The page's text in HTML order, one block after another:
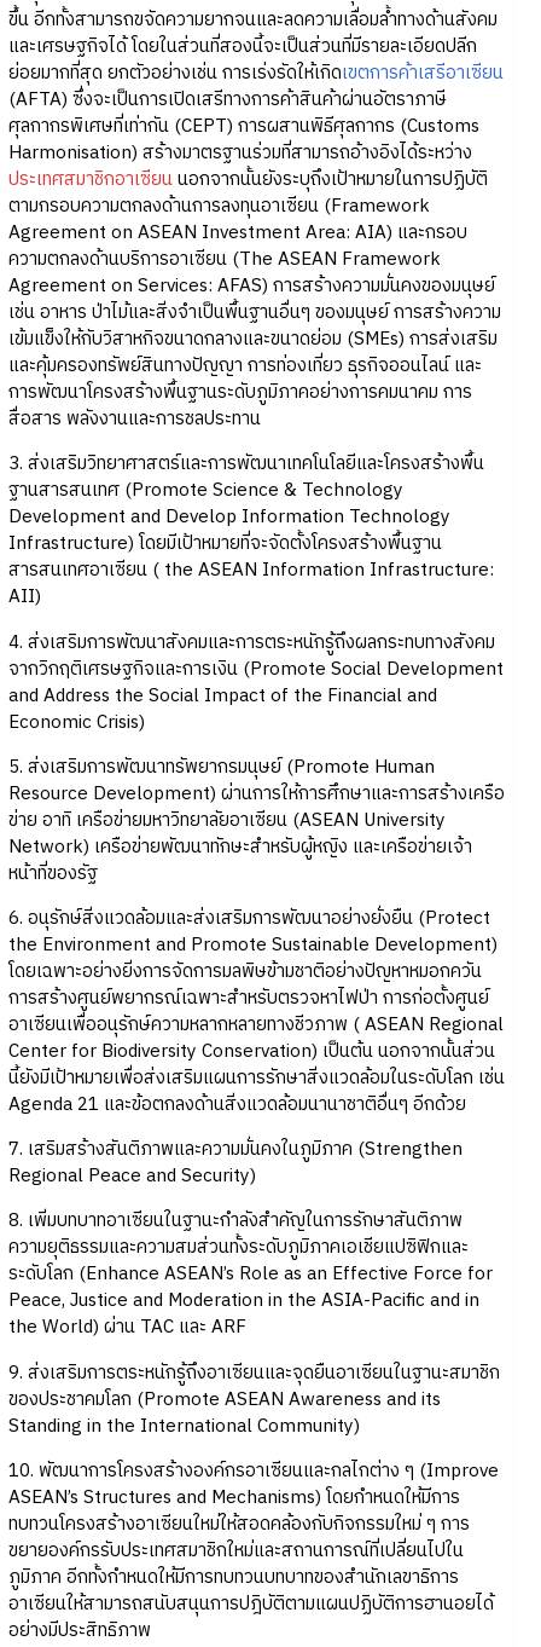
ขึ้น อีกทั้งสามารถขจัดความยากจนและลดความเลื่อมล้ำทางด้านสังคม
และเศรษฐกิจได้ โดยในส่วนที่สองนี้จะเป็นส่วนที่มีรายละเอียดปลีก
ย่อยมากที่สุด ยกตัวอย่างเช่น การเร่งรัดให้เกิดเขตการค้าเสรีอาเซียน
(AFTA) ซึ่งจะเป็นการเปิดเสรีทางการค้าสินค้าผ่านอัตราภาษี
ศุลกากรพิเศษที่เท่ากัน (CEPT) การผสานพิธีศุลกากร (Customs
Harmonisation) สร้างมาตรฐานร่วมที่สามารถอ้างอิงได้ระหว่าง
ประเทศสมาชิกอาเซียนนอกจากนั้นยังระบุถึงเป้าหมายในการปฏิบัติ
ตามกรอบความตกลงด้านการลงทุนอาเซียน (Framework
Agreement on ASEAN Investment Area: AIA) และกรอบ
ความตกลงด้านบริการอาเซียน (The ASEAN Framework
Agreement on Services: AFAS) การสร้างความมั่นคงของมนุษย์
เช่น อาหาร ป่าไม้และสิ่งจำเป็นพื้นฐานอื่นๆ ของมนุษย์ การสร้างความ
เข้มแข็งให้กับวิสาหกิจขนาดกลางและขนาดย่อม (SMEs) การส่งเสริม
และคุ้มครองทรัพย์สินทางปัญญา การท่องเที่ยว ธุรกิจออนไลน์ และ
การพัฒนาโครงสร้างพื้นฐานระดับภูมิภาคอย่างการคมนาคม การ
สื่อสาร พลังงานและการชลประทาน
3. ส่งเสริมวิทยาศาสตร์และการพัฒนาเทคโนโลยีและโครงสร้างพื้น
ฐานสารสนเทศ (Promote Science & Technology
Development and Develop Information Technology
Infrastructure) โดยมีเป้าหมายที่จะจัดตั้งโครงสร้างพื้นฐาน
สารสนเทศอาเซียน ( the ASEAN Information Infrastructure:
AII)
4. ส่งเสริมการพัฒนาสังคมและการตระหนักรู้ถึงผลกระทบทางสังคม
จากวิกฤติเศรษฐกิจและการเงิน (Promote Social Development
and Address the Social Impact of the Financial and
Economic Crisis)
5. ส่งเสริมการพัฒนาทรัพยากรมนุษย์ (Promote Human
Resource Development) ผ่านการให้การศึกษาและการสร้างเครือ
ข่าย อาทิ เครือข่ายมหาวิทยาลัยอาเซียน (ASEAN University
Network) เครือข่ายพัฒนาทักษะสำหรับผู้หญิง และเครือข่ายเจ้า
หน้าที่ของรัฐ
6. อนุรักษ์สิ่งแวดล้อมและส่งเสริมการพัฒนาอย่างยั่งยืน (Protect
the Environment and Promote Sustainable Development)
โดยเฉพาะอย่างยิ่งการจัดการมลพิษข้ามชาติอย่างปัญหาหมอกควัน
การสร้างศูนย์พยากรณ์เฉพาะสำหรับตรวจหาไฟป่า การก่อตั้งศูนย์
อาเซียนเพื่ออนุรักษ์ความหลากหลายทางชีวภาพ ( ASEAN Regional
Center for Biodiversity Conservation) เป็นต้น นอกจากนั้นส่วน
นี้ยังมีเป้าหมายเพื่อส่งเสริมแผนการรักษาสิ่งแวดล้อมในระดับโลก เช่น
Agenda 21 และข้อตกลงด้านสิ่งแวดล้อมนานาชาติอื่นๆ อีกด้วย
7. เสริมสร้างสันติภาพและความมั่นคงในภูมิภาค (Strengthen
Regional Peace and Security)
8. เพิ่มบทบาทอาเซียนในฐานะกำลังสำคัญในการรักษาสันติภาพ
ความยุติธรรมและความสมส่วนทั้งระดับภูมิภาคเอเชียแปซิฟิกและ
ระดับโลก (Enhance ASEAN’s Role as an Effective Force for
Peace, Justice and Moderation in the ASIA-Pacific and in
the World) ผ่าน TAC และ ARF
9. ส่งเสริมการตระหนักรู้ถึงอาเซียนและจุดยืนอาเซียนในฐานะสมาชิก
ของประชาคมโลก (Promote ASEAN Awareness and its
Standing in the International Community)
10. พัฒนาการโครงสร้างองค์กรอาเซียนและกลไกต่าง ๆ (Improve
ASEAN’s Structures and Mechanisms) โดยกำหนดให้มีการ
ทบทวนโครงสร้างอาเซียนใหม่ให้สอดคล้องกับกิจกรรมใหม่ ๆ การ
ขยายองค์กรรับประเทศสมาชิกใหม่และสถานการณ์ที่เปลี่ยนไปใน
ภูมิภาค อีกทั้งกำหนดให้มีการทบทวนบทบาทของสำนักเลขาธิการ
อาเซียนให้สามารถสนับสนุนการปฎิบัติตามแผนปฏิบัติการฮานอยได้
อย่างมีประสิทธิภาพ